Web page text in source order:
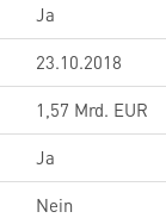
Ja
23.10.2018
1,57 Mrd. EUR
Ja
Nein